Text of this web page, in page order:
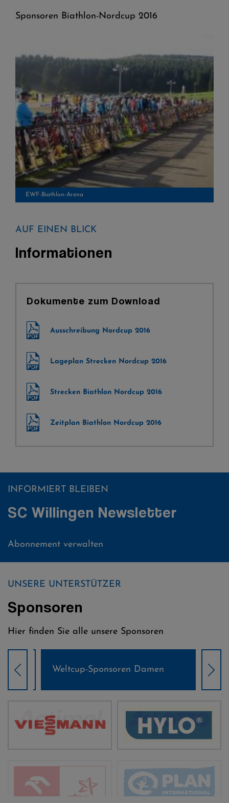
Sponsoren Biathlon-Nordcup 2016
EWF-Biathlon-Arena
AUF EINEN BLICK
Informationen
Dokumente zum Download
Ausschreibung Nordcup 2016
Lageplan Strecken Nordcup 2016
Strecken Biathlon Nordcup 2016
Zeitplan Biathlon Nordcup 2016
INFORMIERT BLEIBEN
SC Willingen Newsletter
Abonnement verwalten
UNSERE UNTERSTÜTZER
Sponsoren
Hier finden Sie alle unsere Sponsoren
Weltcup-Sponsoren Damen